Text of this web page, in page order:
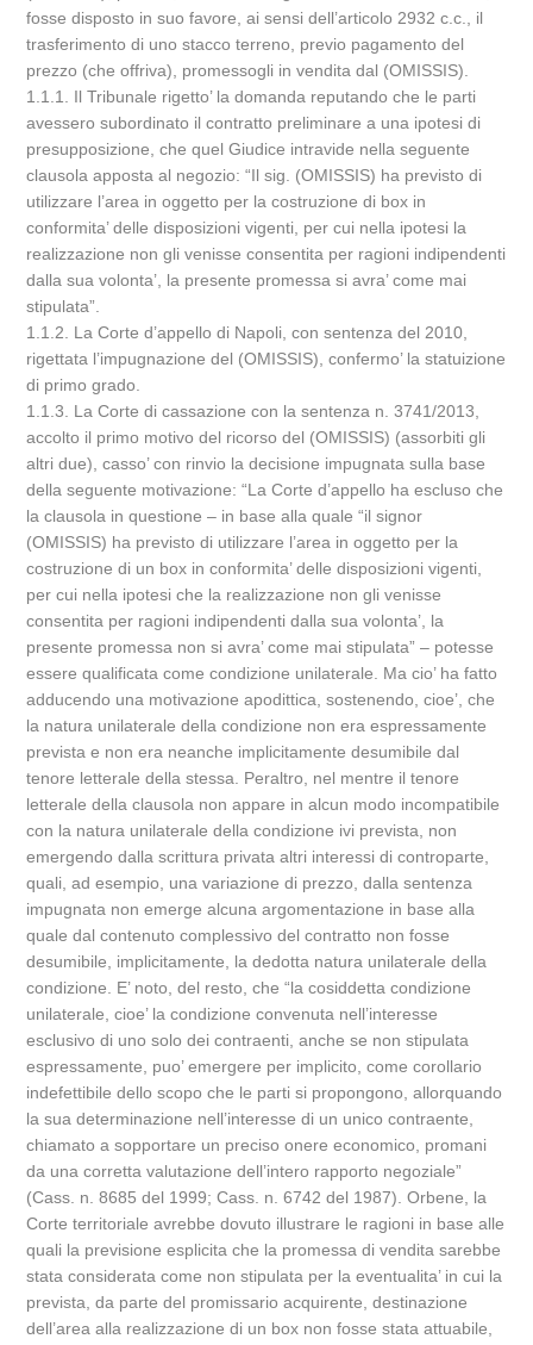
fosse disposto in suo favore, ai sensi dell’articolo 2932 c.c., il
trasferimento di uno stacco terreno, previo pagamento del
prezzo (che offriva), promessogli in vendita dal (OMISSIS).
1.1.1. Il Tribunale rigetto’ la domanda reputando che le parti
avessero subordinato il contratto preliminare a una ipotesi di
presupposizione, che quel Giudice intravide nella seguente
clausola apposta al negozio: “Il sig. (OMISSIS) ha previsto di
utilizzare l’area in oggetto per la costruzione di box in
conformita’ delle disposizioni vigenti, per cui nella ipotesi la
realizzazione non gli venisse consentita per ragioni indipendenti
dalla sua volonta’, la presente promessa si avra’ come mai
stipulata”.
1.1.2. La Corte d’appello di Napoli, con sentenza del 2010,
rigettata l’impugnazione del (OMISSIS), confermo’ la statuizione
di primo grado.
1.1.3. La Corte di cassazione con la sentenza n. 3741/2013,
accolto il primo motivo del ricorso del (OMISSIS) (assorbiti gli
altri due), casso’ con rinvio la decisione impugnata sulla base
della seguente motivazione: “La Corte d’appello ha escluso che
la clausola in questione – in base alla quale “il signor
(OMISSIS) ha previsto di utilizzare l’area in oggetto per la
costruzione di un box in conformita’ delle disposizioni vigenti,
per cui nella ipotesi che la realizzazione non gli venisse
consentita per ragioni indipendenti dalla sua volonta’, la
presente promessa non si avra’ come mai stipulata” – potesse
essere qualificata come condizione unilaterale. Ma cio’ ha fatto
adducendo una motivazione apodittica, sostenendo, cioe’, che
la natura unilaterale della condizione non era espressamente
prevista e non era neanche implicitamente desumibile dal
tenore letterale della stessa. Peraltro, nel mentre il tenore
letterale della clausola non appare in alcun modo incompatibile
con la natura unilaterale della condizione ivi prevista, non
emergendo dalla scrittura privata altri interessi di controparte,
quali, ad esempio, una variazione di prezzo, dalla sentenza
impugnata non emerge alcuna argomentazione in base alla
quale dal contenuto complessivo del contratto non fosse
desumibile, implicitamente, la dedotta natura unilaterale della
condizione. E’ noto, del resto, che “la cosiddetta condizione
unilaterale, cioe’ la condizione convenuta nell’interesse
esclusivo di uno solo dei contraenti, anche se non stipulata
espressamente, puo’ emergere per implicito, come corollario
indefettibile dello scopo che le parti si propongono, allorquando
la sua determinazione nell’interesse di un unico contraente,
chiamato a sopportare un preciso onere economico, promani
da una corretta valutazione dell’intero rapporto negoziale”
(Cass. n. 8685 del 1999; Cass. n. 6742 del 1987). Orbene, la
Corte territoriale avrebbe dovuto illustrare le ragioni in base alle
quali la previsione esplicita che la promessa di vendita sarebbe
stata considerata come non stipulata per la eventualita’ in cui la
prevista, da parte del promissario acquirente, destinazione
dell’area alla realizzazione di un box non fosse stata attuabile,